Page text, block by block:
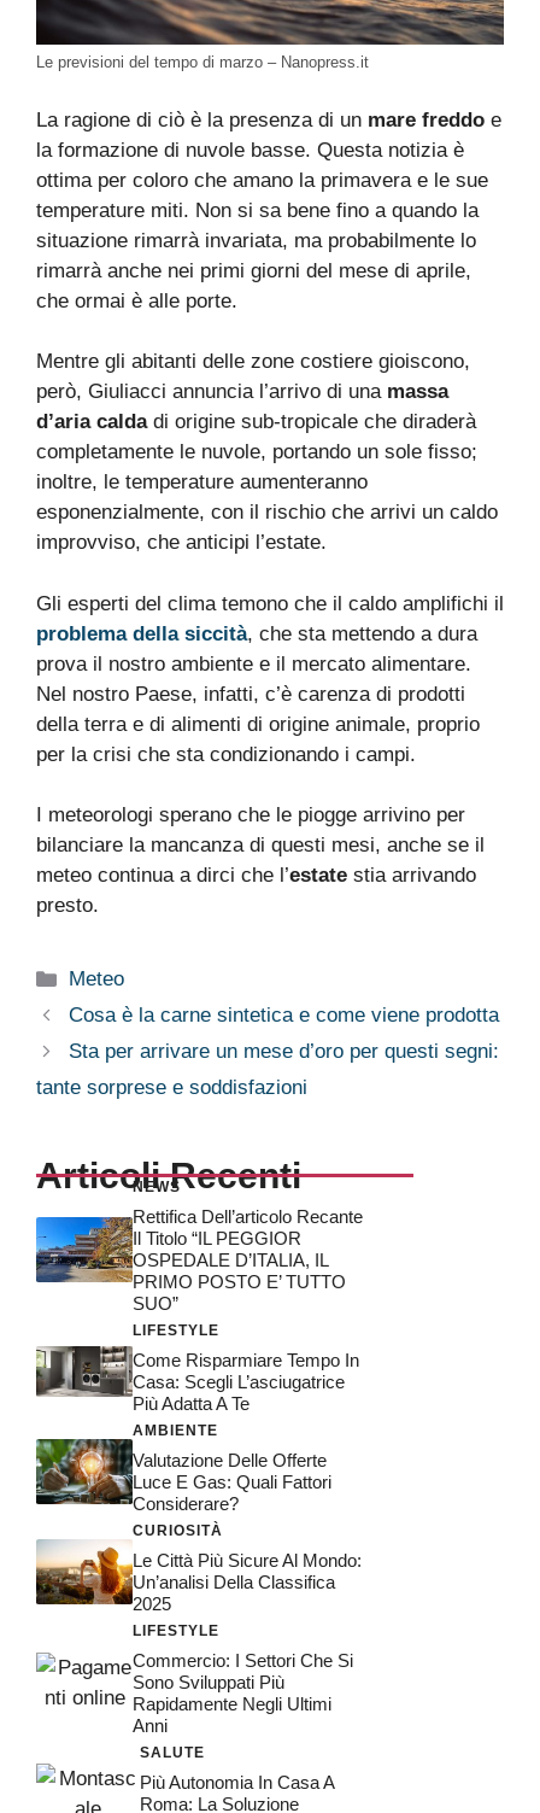
Le previsioni del tempo di marzo – Nanopress.it
La ragione di ciò è la presenza di un mare freddo e
la formazione di nuvole basse. Questa notizia è
ottima per coloro che amano la primavera e le sue
temperature miti. Non si sa bene fino a quando la
situazione rimarrà invariata, ma probabilmente lo
rimarrà anche nei primi giorni del mese di aprile,
che ormai è alle porte.
Mentre gli abitanti delle zone costiere gioiscono,
però, Giuliacci annuncia l’arrivo di una massa
d’aria caldadi origine sub-tropicale che diraderà
completamente le nuvole, portando un sole fisso;
inoltre, le temperature aumenteranno
esponenzialmente, con il rischio che arrivi un caldo
improvviso, che anticipi l’estate.
Gli esperti del clima temono che il caldo amplifichi il
problema della siccità, che sta mettendo a dura
prova il nostro ambiente e il mercato alimentare.
Nel nostro Paese, infatti, c’è carenza di prodotti
della terra e di alimenti di origine animale, proprio
per la crisi che sta condizionando i campi.
I meteorologi sperano che le piogge arrivino per
bilanciare la mancanza di questi mesi, anche se il
meteo continua a dirci che l’estate stia arrivando
presto.
Categorie
Meteo
Cosa è la carne sintetica e come viene prodotta
Sta per arrivare un mese d’oro per questi segni:
tante sorprese e soddisfazioni
Articoli Recenti
NEWS
Rettifica Dell’articolo Recante
Il Titolo “IL PEGGIOR
OSPEDALE D’ITALIA, IL
PRIMO POSTO E’ TUTTO
SUO”
LIFESTYLE
Come Risparmiare Tempo In
Casa: Scegli L’asciugatrice
Più Adatta A Te
AMBIENTE
Valutazione Delle Offerte
Luce E Gas: Quali Fattori
Considerare?
CURIOSITÀ
Le Città Più Sicure Al Mondo:
Un’analisi Della Classifica
2025
LIFESTYLE
Commercio: I Settori Che Si
Sono Sviluppati Più
Rapidamente Negli Ultimi
Anni
SALUTE
Più Autonomia In Casa A
Roma: La Soluzione